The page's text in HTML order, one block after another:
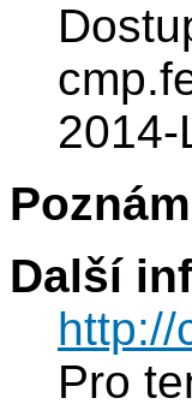
Další
http://
Pro